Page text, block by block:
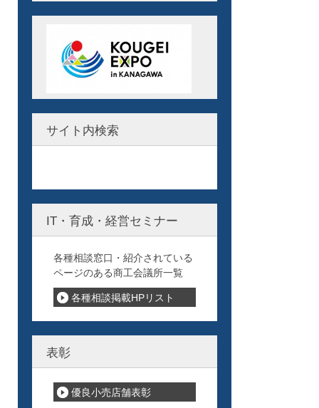
サイト内検索
IT・育成・経営セミナー
各種相談窓口・紹介されている
ページのある商工会議所一覧
各種相談掲載HPリスト
表彰
優良小売店舗表彰